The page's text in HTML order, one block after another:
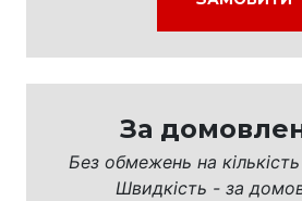
За
Без обмежень на кількість
Швидкість - за